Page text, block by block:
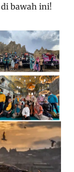
bawah ini!